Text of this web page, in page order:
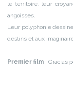
le territoire, leur
angoisses.
Leur polyphonie
destins et aux
Premier film | Gracias